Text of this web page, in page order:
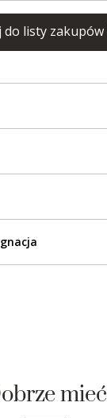
do listy zakupów
mieć